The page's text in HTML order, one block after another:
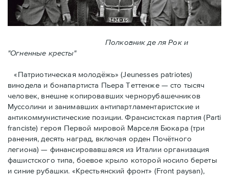
Полковник де ля Рок и
"Огненные кресты"
«Патриотическая молодёжь» (Jeunesses patriotes)
винодела и бонапартиста Пьера Тeттенже — cто тысяч
человек, внешне копировавших чернорубашечников
Муссолини и занимавших антипартламентаристские и
антикоммунистические позиции. Франсистская партия (Parti
franciste) героя Первой мировой Марселя Бюкара (три
ранения, десять наград, включая орден Почётного
легиона) — финансировавшаяся из Италии организация
фашистского типа, боевое крыло которой носило береты
и синие рубашки. «Крестьянский фронт» (Front paysan),